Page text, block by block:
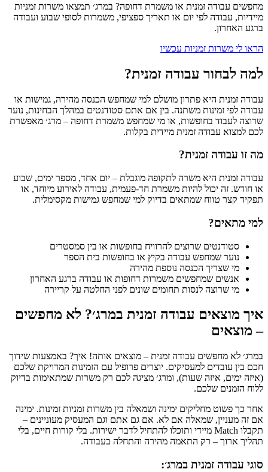
מחפשים עבודה זמנית או משמרת דחופה? במרג׳ תמצאו משרות זמניות
מיידיות, עבודה לפי יום או תאריך ספציפי, משמרות לסופי שבוע ועבודה
ברגע האחרון.
הראו לי משרות זמניות עכשיו
למה לבחור עבודה זמנית?
עבודה זמנית היא פתרון מושלם למי שמחפש הכנסה מהירה, גמישות או
עבודה לפי זמינות משתנה. בין אם אתם סטודנטים במהלך הבחינות, נוער
שרוצה לעבוד בחופשות, או מי שמחפש משמרת דחופה – מרג׳ מאפשרת
לכם למצוא עבודה זמנית מיידית בקלות.
מה זו עבודה זמנית?
עבודה זמנית היא משרה לתקופה מוגבלת – יום אחד, מספר ימים, שבוע
או חודש. זה יכול להיות משמרת חד-פעמית, עבודה לאירוע מיוחד, או
תפקיד קצר טווח שמתאים בדיוק למי שמחפש גמישות מקסימלית.
למי מתאים?
סטודנטים שרוצים להרוויח בחופשות או בין סמסטרים
נוער שמחפש עבודה בקיץ או בחופשות בית הספר
מי שצריך הכנסה נוספת מהירה
אנשים שמחפשים משמרות דחופות או עבודה ברגע האחרון
מי שרוצה לנסות תחומים שונים לפני החלטה על קריירה
איך מוצאים עבודה זמנית במרג׳? לא מחפשים
– מוצאים
במרג׳ לא מחפשים עבודה זמנית – מוצאים אותה! איך? באמצעות שידוך
חכם בין עובדים למעסיקים. יוצרים פרופיל עם הזמינות המדויקת שלכם
(איזה ימים, איזה שעות), ומרג׳ מציגה לכם רק משרות שמתאימות בדיוק
ללוח הזמנים שלכם.
אחר כך פשוט מחליקים ימינה ושמאלה בין משרות זמניות זמינות. ימינה
אם זה מעניין, שמאלה אם לא. אם גם אתם וגם המעסיק מעוניינים –
תקבלו Match מיידי ותוכלו להתחיל לדבר ישירות. בלי קורות חיים, בלי
תהליך ארוך – רק התאמה מהירה והתחלה בעבודה.
סוגי עבודה זמנית במרג׳: